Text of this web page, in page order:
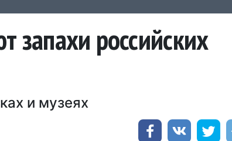
российских
и музеях